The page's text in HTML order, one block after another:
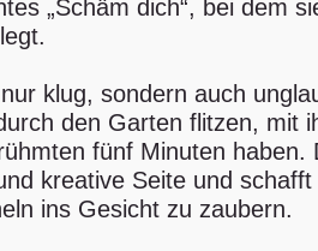
„Schäm dich“, bei dem
klug, sondern auch
den Garten flitzen, mit
fünf Minuten haben.
kreative Seite und
ins Gesicht zu zaubern.